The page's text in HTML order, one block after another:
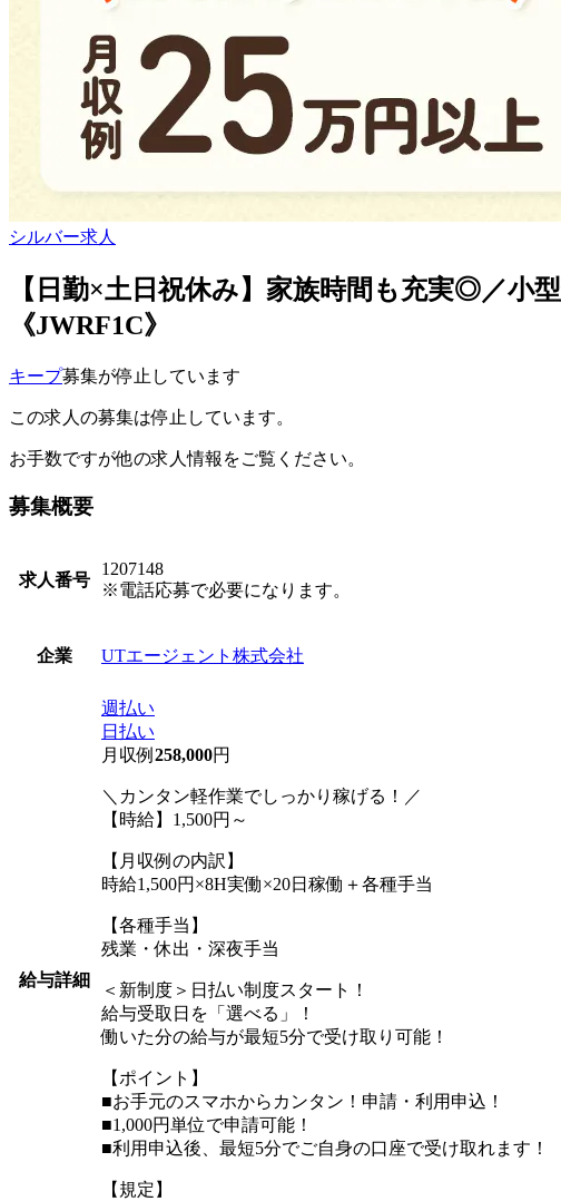
シルバー求人
【日勤×土日祝休み】家族時間も充実◎／小
《JWRF1C》
キープ募集が停止しています
この求人の募集は停止しています。
お手数ですが他の求人情報をご覧ください。
募集概要
求人番号
1207148
※電話応募で必要になります。
企業 UTエージェント株式会社
給与詳細
週払い
日払い
月収例 258,000円
＼カンタン軽作業でしっかり稼げる！／
【時給】1,500円～
【月収例の内訳】
時給1,500円×8H実働×20日稼働＋各種手当
【各種手当】
残業・休出・深夜手当
＜新制度＞日払い制度スタート！
給与受取日を「選べる」！
働いた分の給与が最短5分で受け取り可能！
【ポイント】
■お手元のスマホからカンタン！申請・利用申込！
■1,000円単位で申請可能！
■利用申込後、最短5分でご自身の口座で受け取れます！
【規定】